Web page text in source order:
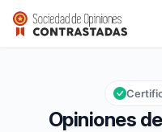
Velas Adarves
Calificación global: 9,8 de 10
9,8/10
Opiniones